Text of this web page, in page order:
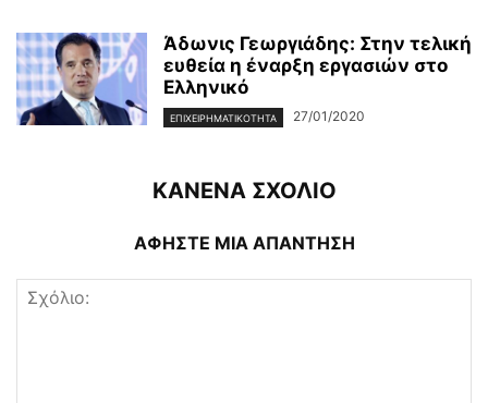
Άδωνις Γεωργιάδης: Στην τελική
ευθεία η έναρξη εργασιών στο
Ελληνικό
ΕΠΙΧΕΙΡΗΜΑΤΙΚΌΤΗΤΑ 27/01/2020
ΚΑΝΕΝΑ ΣΧΟΛΙΟ
ΑΦΗΣΤΕ ΜΙΑ ΑΠΑΝΤΗΣΗ